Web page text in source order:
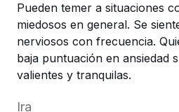
Pueden temer a situaciones
miedosos en general. Se
nerviosos con frecuencia.
baja puntuación en ansiedad
valientes y tranquilas.
Ira